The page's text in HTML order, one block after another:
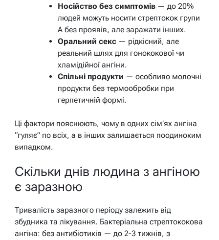
Носійство без симптомів — до 20%
людей можуть носити стрептокок групи
А без проявів, але заражати інших.
Оральний секс — рідкісний, але
реальний шлях для гонококової чи
хламідійної ангіни.
Спільні продукти — особливо молочні
продукти без термообробки при
герпетичній формі.
Ці фактори пояснюють, чому в одних сім’ях ангіна
“гуляє” по всіх, а в інших залишається поодиноким
випадком.
Скільки днів людина з ангіною
є заразною
Тривалість заразного періоду залежить від
збудника та лікування. Бактеріальна стрептококова
ангіна: без антибіотиків — до 2-3 тижнів, з